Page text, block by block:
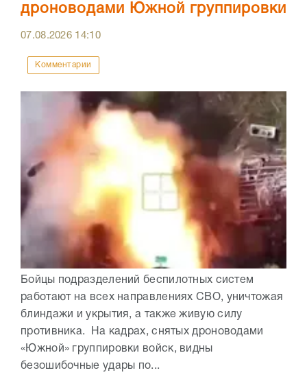
дроноводами Южной группировки
07.08.2026 14:10
Комментарии
Бойцы подразделений беспилотных систем
работают на всех направлениях СВО, уничтожая
блиндажи и укрытия, а также живую силу
противника. На кадрах, снятых дроноводами
«Южной» группировки войск, видны
безошибочные удары по...